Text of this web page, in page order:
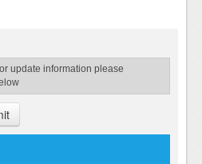
update information please